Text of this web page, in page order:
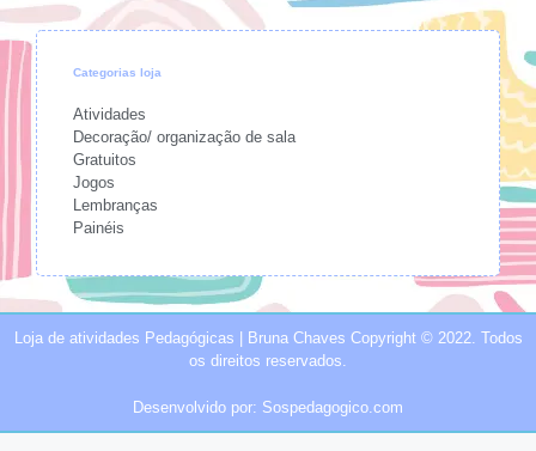
Categorias loja
Atividades
Decoração/ organização de sala
Gratuitos
Jogos
Lembranças
Painéis
Loja de atividades Pedagógicas | Bruna Chaves Copyright © 2022. Todos
os direitos reservados.
Desenvolvido por: Sospedagogico.com